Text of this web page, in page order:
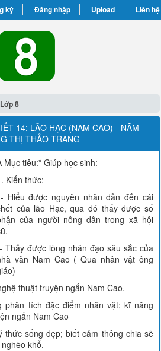
ký Đăng nhập Upload Liên hệ
8
14: LÃO HẠC (NAM CAO) - NĂM
THỊ THẢO TRANG
Mục tiêu:* Giúp học sinh:
Kiến thức:
- Hiểu được nguyên nhân dẫn đến cái
của lão Hạc, qua đó thấy được số
của người nông dân trong xã hội
- Thấy được lòng nhân đạo sâu sắc của
văn Nam Cao ( Qua nhân vật ông
thuật truyện ngắn Nam Cao.
phân tích đặc điểm nhân vật; kĩ năng
ngắn Nam Cao
thức sống đẹp; biết cảm thông chia sẽ
khổ.